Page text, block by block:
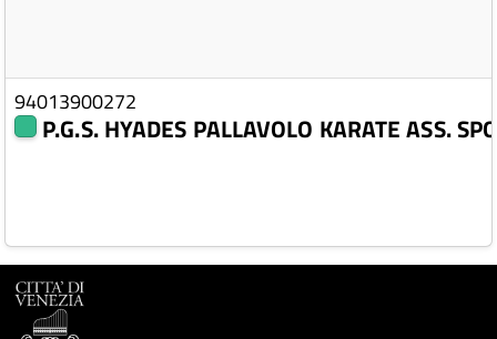
94013900272
P.G.S. HYADES PALLAVOLO KARATE ASS.